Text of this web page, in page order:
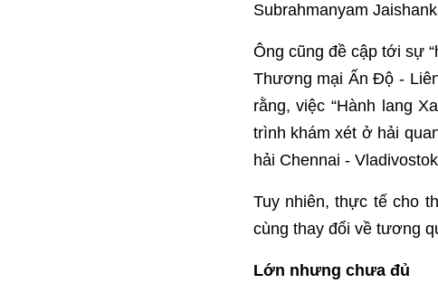
Subrahmanyam
Ông cũng đề cập tới sự
Thương mại Ấn Độ -
rằng, việc “Hành lang
trình khám xét ở hải
hải Chennai -
Tuy nhiên, thực tế cho
cùng thay đổi về tương
Lớn nhưng chưa đủ